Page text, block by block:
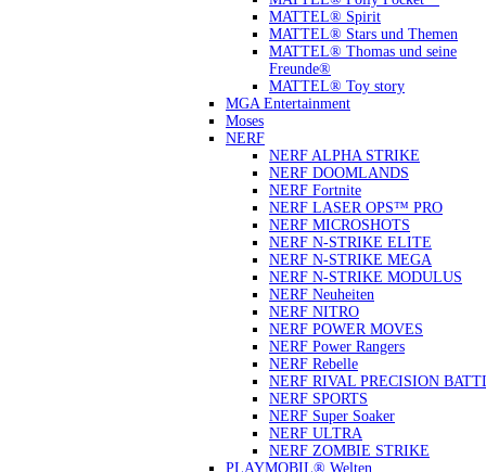
MATTEL® Spirit
MATTEL® Stars und Themen
MATTEL® Thomas und seine
Freunde®
MATTEL® Toy story
MGA Entertainment
Moses
NERF
NERF ALPHA STRIKE
NERF DOOMLANDS
NERF Fortnite
NERF LASER OPS™ PRO
NERF MICROSHOTS
NERF N-STRIKE ELITE
NERF N-STRIKE MEGA
NERF N-STRIKE MODULUS
NERF Neuheiten
NERF NITRO
NERF POWER MOVES
NERF Power Rangers
NERF Rebelle
NERF RIVAL PRECISION
NERF SPORTS
NERF Super Soaker
NERF ULTRA
NERF ZOMBIE STRIKE
PLAYMOBIL® Welten